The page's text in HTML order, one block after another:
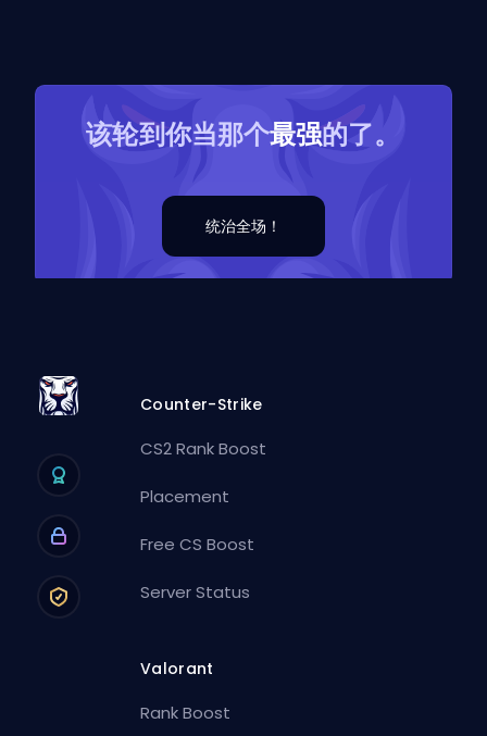
该轮到你当那个最强的了。
统治全场！
Counter-Strike
CS2 Rank Boost
Placement
Free CS Boost
Server Status
Valorant
Rank Boost